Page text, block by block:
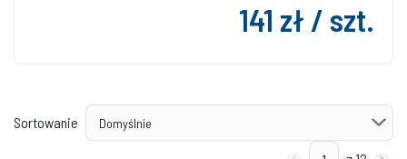
141 zł / szt.
Sortowanie